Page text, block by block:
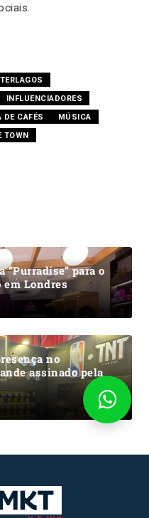
INFLUENCIADORES
DE CAFÉS
MÚSICA
TOWN
para o
em Londres
no
assinado pela